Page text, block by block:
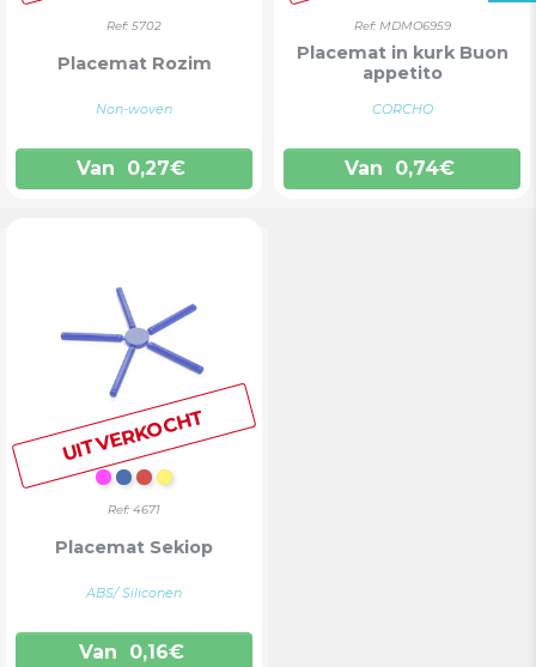
Ref: 5702
Placemat Rozim
Non-woven
Van 0,27€
Ref: MDMO6959
Placemat in kurk Buon
appetito
CORCHO
Van 0,74€
UITVERKOCHT
FUCHSIA
BLAUW
ROOD
GEEL
Ref: 4671
Placemat Sekiop
ABS/ Siliconen
Van 0,16€